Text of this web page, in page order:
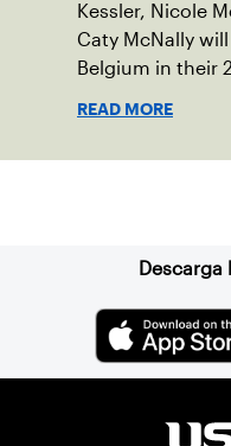
Kessler, Nicole
Caty McNally
Belgium in their
READ MORE
Descarga